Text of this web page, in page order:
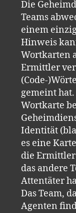
Die
Teams
einem
Hinweis
Wortkarten
Ermittler
(Code-
gemeint
Wortkarte
Identität
es eine
die
das andere
Attentäter
Das Team,
Agenten